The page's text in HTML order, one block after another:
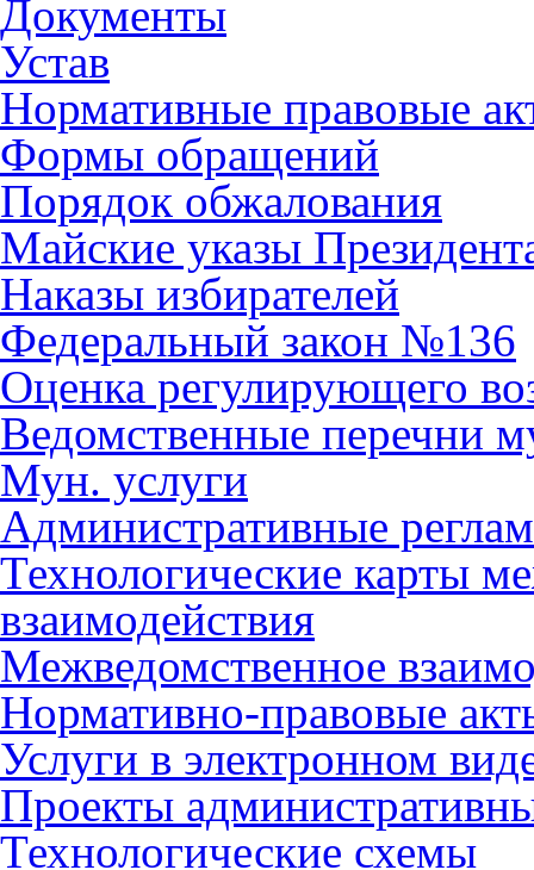
Документы
Устав
Нормативные правовые
Формы обращений
Порядок обжалования
Майские указы
Наказы избирателей
Федеральный закон №136
Оценка регулирующего
Ведомственные перечни
Мун. услуги
Административные
Технологические карты
взаимодействия
Межведомственное
Нормативно-правовые
Услуги в электронном
Проекты
Технологические схемы